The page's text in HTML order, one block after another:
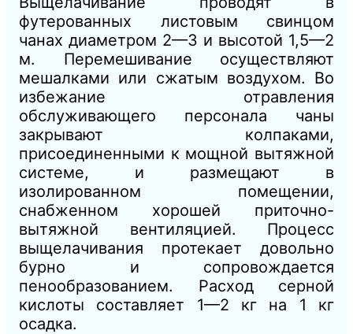
футерованных листовым свинцом
чанах диаметром 2—3 и высотой 1,5—2
м. Перемешивание осуществляют
мешалками или сжатым воздухом. Во
избежание отравления
обслуживающего персонала чаны
закрывают колпаками,
присоединенными к мощной вытяжной
системе, и размещают в
изолированном помещении,
снабженном хорошей приточно-
вытяжной вентиляцией. Процесс
выщелачивания протекает довольно
бурно и сопровождается
пенообразованием. Расход серной
кислоты составляет 1—2 кг на 1 кг
осадка.